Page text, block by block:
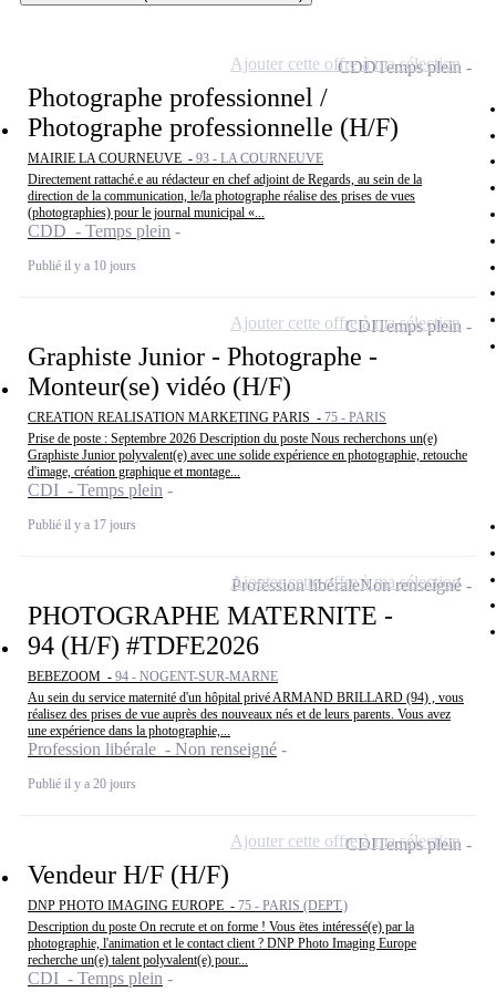
Photographe professionnel /
Photographe professionnelle (H/F)
MAIRIE LA COURNEUVE - 93 - LA COURNEUVE
Directement rattaché.e au rédacteur en chef adjoint de Regards, au sein de la
direction de la communication, le/la photographe réalise des prises de vues
(photographies) pour le journal municipal «...
CDD - Temps plein
Publié il y a 10 jours
CDDTemps plein
Ajouter cette offre à ma sélection
Graphiste Junior - Photographe -
Monteur(se) vidéo (H/F)
CREATION REALISATION MARKETING PARIS - 75 - PARIS
Prise de poste : Septembre 2026 Description du poste Nous recherchons un(e)
Graphiste Junior polyvalent(e) avec une solide expérience en photographie, retouche
d'image, création graphique et montage...
CDI - Temps plein
Publié il y a 17 jours
CDITemps plein
Ajouter cette offre à ma sélection
PHOTOGRAPHE MATERNITE -
94 (H/F) #TDFE2026
BEBEZOOM - 94 - NOGENT-SUR-MARNE
Au sein du service maternité d'un hôpital privé ARMAND BRILLARD (94) , vous
réalisez des prises de vue auprès des nouveaux nés et de leurs parents. Vous avez
une expérience dans la photographie,...
Profession libérale - Non renseigné
Publié il y a 20 jours
Profession libéraleNon renseigné
Ajouter cette offre à ma sélection
Vendeur H/F (H/F)
DNP PHOTO IMAGING EUROPE - 75 - PARIS (DEPT.)
Description du poste On recrute et on forme ! Vous ëtes intéressé(e) par la
photographie, l'animation et le contact client ? DNP Photo Imaging Europe
recherche un(e) talent polyvalent(e) pour...
CDI - Temps plein
CDITemps plein
Ajouter cette offre à ma sélection